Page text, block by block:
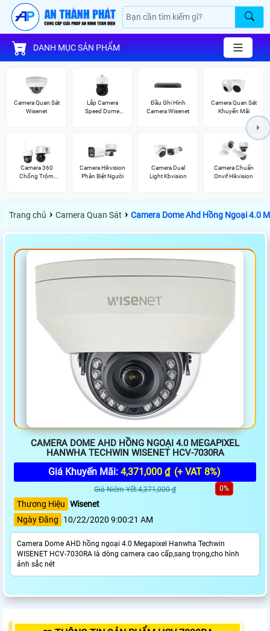
DANH MỤC SẢN PHẨM
Camera Quan Sát
Wisenet
Lắp Camera
Speed Dome
Đầu Ghi Hình
Camera Wisenet
Camera Quan Sát
Khuyến Mãi
Camera 360
Chống Trộm
Camera Hikvision
Phân Biệt Người
Camera Dual
Light Kbvision
Camera Chuẩn
Onvif Hikvision
Trang chủ › Camera Quan Sát › Camera Dome Ahd Hồng Ngoại 4.0
CAMERA DOME AHD HỒNG NGOẠI 4.0 MEGAPIXEL
HANWHA TECHWIN WISENET HCV-7030RA
Giá Khuyến Mãi: 4,371,000 ₫ (+ VAT 8%)
Giá Niêm Yết:4,371,000 ₫ 0%
Thương Hiệu Wisenet
Ngày Đăng
10/22/2020 9:00:21 AM
Camera Dome AHD hồng ngoại 4.0 Megapixel Hanwha Techwin
WISENET HCV-7030RA là dòng camera cao cấp,sang trọng,cho hình
ảnh sắc nét